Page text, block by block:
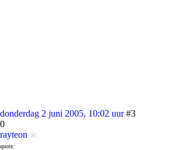
donderdag 2 juni 2005, 10:02 uur #3
0
rayteon
quote: